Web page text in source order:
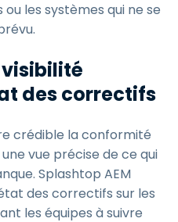
les systèmes qui ne se
des correctifs
crédible la conformité
vue précise de ce qui
Splashtop AEM
des correctifs sur les
les équipes à suivre